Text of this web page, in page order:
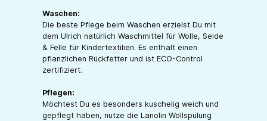
Waschen:
Die beste Pflege beim Waschen erzielst Du mit
dem Ulrich natürlich Waschmittel für Wolle, Seide
& Felle für Kindertextilien. Es enthält einen
pflanzlichen Rückfetter und ist ECO-Control
zertifiziert.
Pflegen:
Möchtest Du es besonders kuschelig weich und
gepflegt haben, nutze die Lanolin Wollspülung